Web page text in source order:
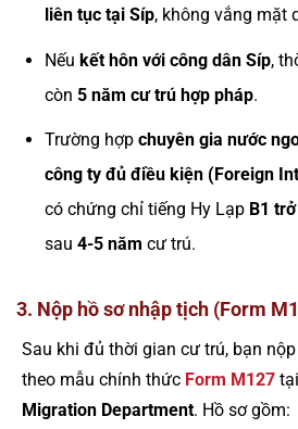
liên tục tại Síp, không vắng mặt
Nếu kết hôn với công dân Síp,
còn 5 năm cư trú hợp pháp.
Trường hợp chuyên gia nước
công ty đủ điều kiện (Foreign
có chứng chỉ tiếng Hy Lạp B1
sau 4-5 năm cư trú.
3. Nộp hồ sơ nhập tịch (Form
Sau khi đủ thời gian cư trú, bạn
theo mẫu chính thức Form M127 tại
Migration Department. Hồ sơ gồm: